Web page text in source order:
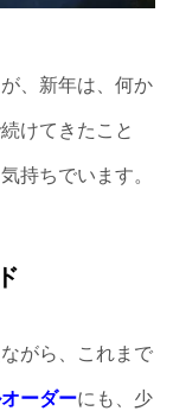
、新年は、何か
けてきたこと
持ちでいます。
がら、これまで
ーダーにも、少